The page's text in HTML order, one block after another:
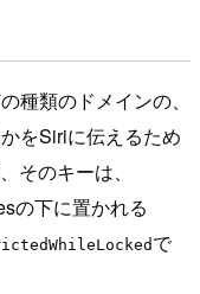
種類のドメインの、
をSiriに伝えるため
そのキーは、
の下に置かれる
で